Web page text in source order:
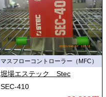
マスフローコントローラー（MFC）
堀場エステック Stec
SEC-410